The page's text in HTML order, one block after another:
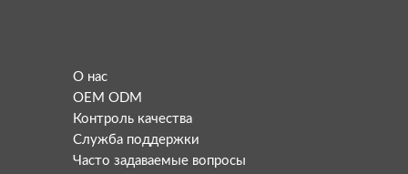
О нас
OEM ODM
Контроль качества
Служба поддержки
Часто задаваемые вопросы